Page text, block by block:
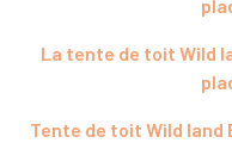
La tente de toit Wild
Tente de toit Wild land